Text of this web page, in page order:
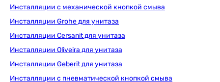
Инсталляции с механической кнопкой смыва
Инсталляции Grohe для унитаза
Инсталляции Cersanit для унитаза
Инсталляции Oliveira для унитаза
Инсталляции Geberit для унитаза
Инсталляции с пневматической кнопкой смыва